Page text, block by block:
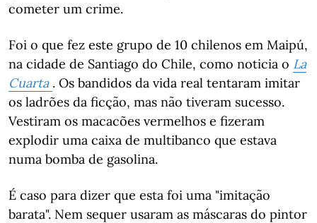
cometer um crime.
Foi o que fez este grupo de 10 chilenos em Maipú,
na cidade de Santiago do Chile, como noticia o La
Cuarta . Os bandidos da vida real tentaram imitar
os ladrões da ficção, mas não tiveram sucesso.
Vestiram os macacões vermelhos e fizeram
explodir uma caixa de multibanco que estava
numa bomba de gasolina.
É caso para dizer que esta foi uma "imitação
barata". Nem sequer usaram as máscaras do pintor